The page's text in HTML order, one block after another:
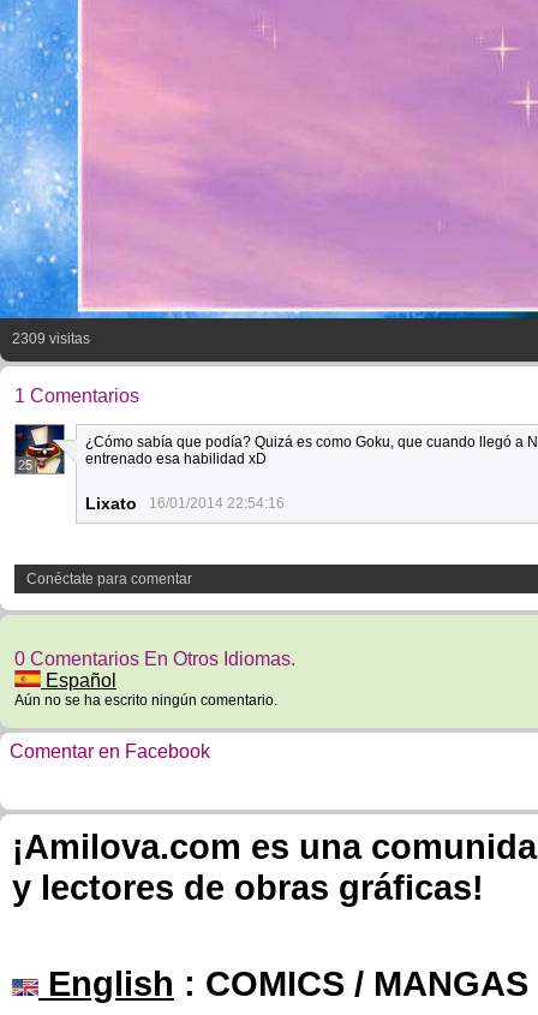
2309 visitas
1 Comentarios
25
¿Cómo sabía que podía? Quizá es como Goku, que cuando llegó a
entrenado esa habilidad xD
Lixato 16/01/2014 22:54:16
Conéctate para comentar
0 Comentarios En Otros Idiomas.
Español
Aún no se ha escrito ningún comentario.
Comentar en Facebook
¡Amilova.com es una
y lectores de obras gráficas!
English : COMICS /